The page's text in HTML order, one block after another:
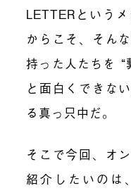
LETTERという
からこそ、そん
持った人たちを “
と面白くできな
る真っ只中だ。
そこで今回、オ
紹介したいのは